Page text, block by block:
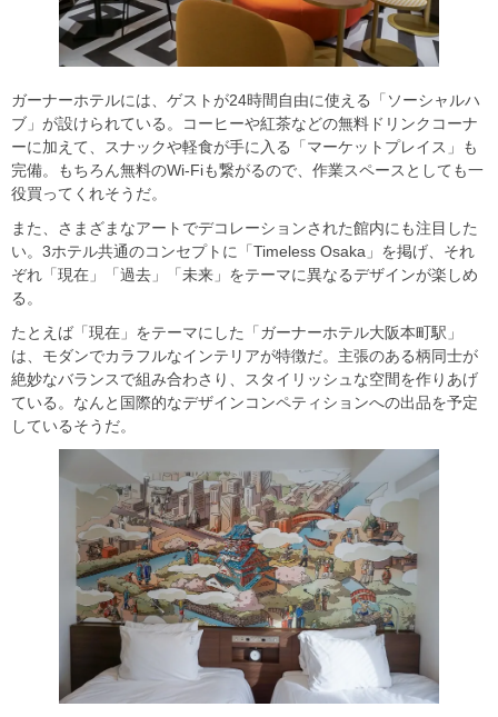
ガーナーホテルには、ゲストが24時間自由に使える「ソーシャルハ
ブ」が設けられている。コーヒーや紅茶などの無料ドリンクコーナ
ーに加えて、スナックや軽食が手に入る「マーケットプレイス」も
完備。もちろん無料のWi-Fiも繋がるので、作業スペースとしても一
役買ってくれそうだ。
また、さまざまなアートでデコレーションされた館内にも注目した
い。3ホテル共通のコンセプトに「Timeless Osaka」を掲げ、それ
ぞれ「現在」「過去」「未来」をテーマに異なるデザインが楽しめ
る。
たとえば「現在」をテーマにした「ガーナーホテル大阪本町駅」
は、モダンでカラフルなインテリアが特徴だ。主張のある柄同士が
絶妙なバランスで組み合わさり、スタイリッシュな空間を作りあげ
ている。なんと国際的なデザインコンペティションへの出品を予定
しているそうだ。